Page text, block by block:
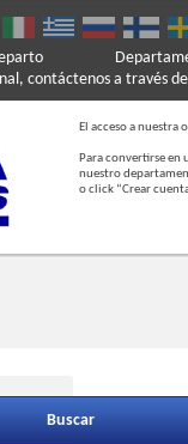
contáctenos a través
El acceso a nuestra
Para convertirse en
nuestro
o click “Crear
Buscar